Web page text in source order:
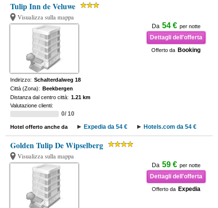
Tulip Inn de Veluwe
Visualizza sulla mappa
Da 54 € per notte
Dettagli dell'offerta
Offerto da Booking
Indirizzo: Schalterdalweg 18
Città (Zona): Beekbergen
Distanza dal centro città: 1.21 km
Valutazione clienti:
0/ 10
Hotel offerto anche da Expedia da 54 € Hotels.com da 54 €
Golden Tulip De Wipselberg
Visualizza sulla mappa
Da 59 € per notte
Dettagli dell'offerta
Offerto da Expedia